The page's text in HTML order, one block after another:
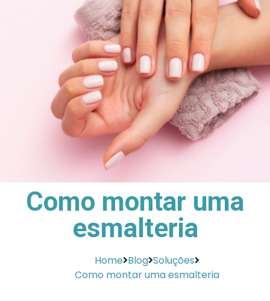
Como montar uma
esmalteria
Home Blog Soluções
Como montar uma esmalteria